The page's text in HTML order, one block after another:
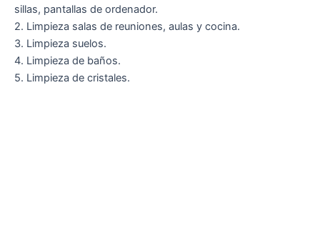
sillas, pantallas de ordenador.
2. Limpieza salas de reuniones, aulas y cocina.
3. Limpieza suelos.
4. Limpieza de baños.
5. Limpieza de cristales.